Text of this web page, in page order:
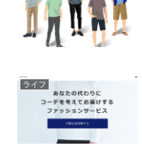
ライフ